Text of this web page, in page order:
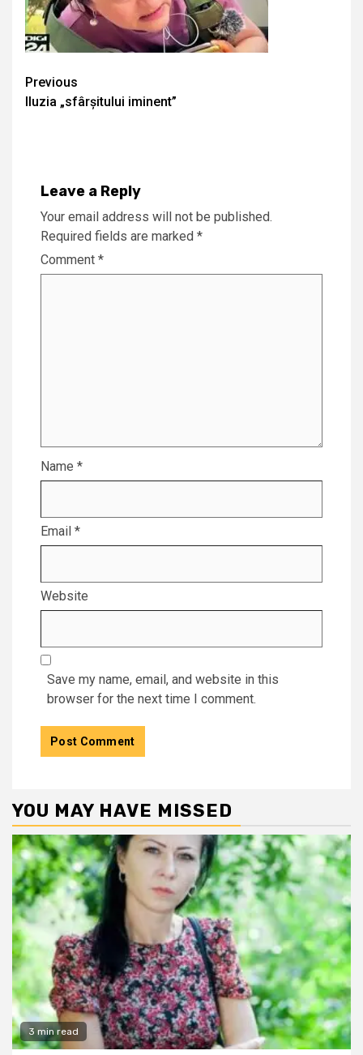
Continue
Reading
Previous
Iluzia „sfârșitului iminent”
Leave a Reply
Your email address will not be published.
Required fields are marked *
Comment *
Name *
Email *
Website
Save my name, email, and website in this
browser for the next time I comment.
YOU MAY HAVE MISSED
3 min read